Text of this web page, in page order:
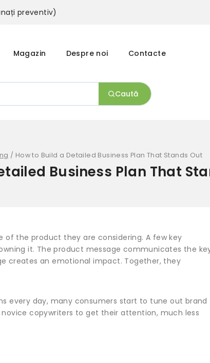
preventiv)
Magazin Despre noi Contacte
Caută
/ How to Build a Detailed Business Plan That Stands Out
Business Plan That
of the product they are considering. A few key
it. The product message communicates the
creates an emotional impact. Together, they
every day, many consumers start to tune out brand
copywriters to get their attention, much less